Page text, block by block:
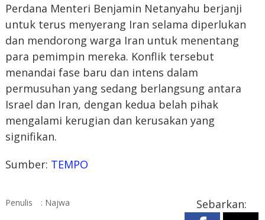
Perdana Menteri Benjamin Netanyahu berjanji
untuk terus menyerang Iran selama diperlukan
dan mendorong warga Iran untuk menentang
para pemimpin mereka. Konflik tersebut
menandai fase baru dan intens dalam
permusuhan yang sedang berlangsung antara
Israel dan Iran, dengan kedua belah pihak
mengalami kerugian dan kerusakan yang
signifikan.
Sumber: TEMPO
Penulis : Najwa Sebarkan: